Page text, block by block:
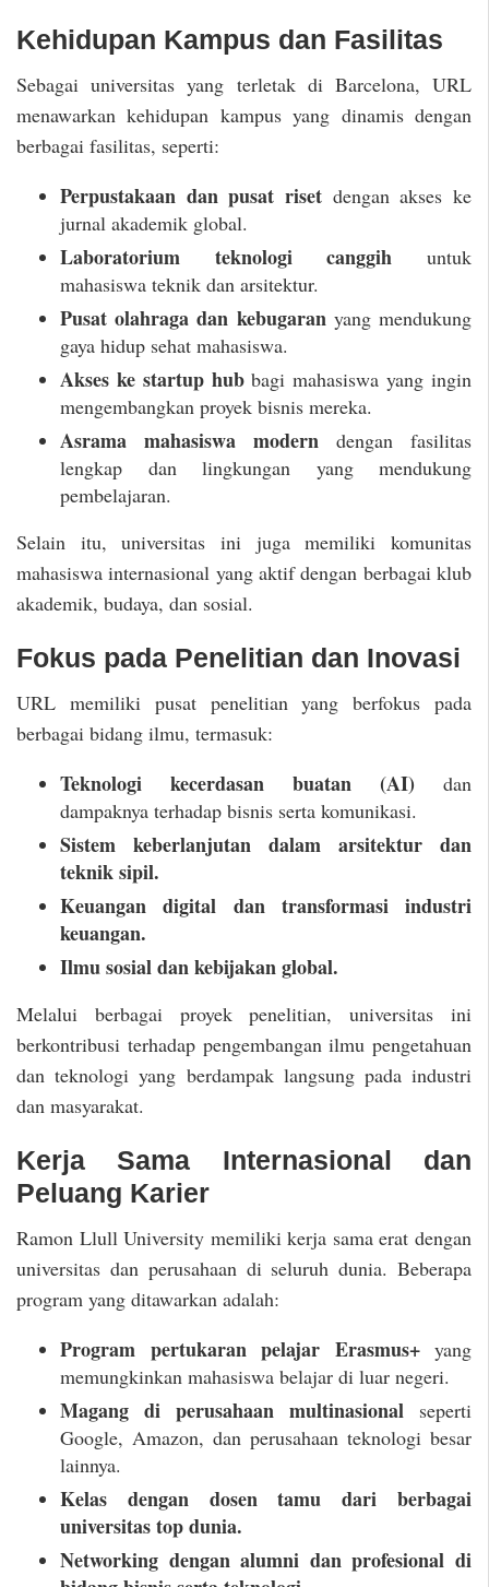
Kehidupan Kampus dan Fasilitas
Sebagai universitas yang terletak di Barcelona, URL
menawarkan kehidupan kampus yang dinamis dengan
berbagai fasilitas, seperti:
Perpustakaan dan pusat riset dengan akses ke
jurnal akademik global.
Laboratorium teknologi canggih untuk
mahasiswa teknik dan arsitektur.
Pusat olahraga dan kebugaranyang mendukung
gaya hidup sehat mahasiswa.
Akses ke startup hubbagi mahasiswa yang ingin
mengembangkan proyek bisnis mereka.
Asrama mahasiswa modern dengan fasilitas
lengkap dan lingkungan yang mendukung
pembelajaran.
Selain itu, universitas ini juga memiliki komunitas
mahasiswa internasional yang aktif dengan berbagai klub
akademik, budaya, dan sosial.
Fokus pada Penelitian dan Inovasi
URL memiliki pusat penelitian yang berfokus pada
berbagai bidang ilmu, termasuk:
Teknologi kecerdasan buatan (AI) dan
dampaknya terhadap bisnis serta komunikasi.
Sistem keberlanjutan dalam arsitektur dan
teknik sipil.
Keuangan digital dan transformasi industri
keuangan.
Ilmu sosial dan kebijakan global.
Melalui berbagai proyek penelitian, universitas ini
berkontribusi terhadap pengembangan ilmu pengetahuan
dan teknologi yang berdampak langsung pada industri
dan masyarakat.
Kerja Sama Internasional dan
Peluang Karier
Ramon Llull University memiliki kerja sama erat dengan
universitas dan perusahaan di seluruh dunia. Beberapa
program yang ditawarkan adalah:
Program pertukaran pelajar Erasmus+yang
memungkinkan mahasiswa belajar di luar negeri.
Magang di perusahaan multinasional seperti
Google, Amazon, dan perusahaan teknologi besar
lainnya.
Kelas dengan dosen tamu dari berbagai
universitas top dunia.
Networking dengan alumni dan profesional di